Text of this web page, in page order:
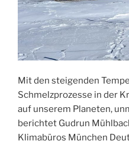
Mit den steigenden
Schmelzprozesse in der
auf unserem Planeten,
berichtet Gudrun
Klimabüros München